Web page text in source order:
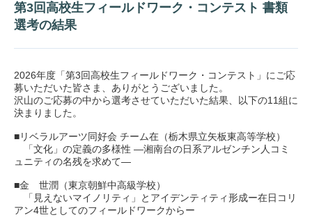
第3回高校生フィールドワーク・コンテスト 書類
選考の結果
2026年度「第3回高校生フィールドワーク・コンテスト」にご応
募いただいた皆さま、ありがとうございました。
沢山のご応募の中から選考させていただいた結果、以下の11組に
決まりました。
■リベラルアーツ同好会 チーム在（栃木県立矢板東高等学校）
「文化」の定義の多様性 —湘南台の日系アルゼンチン人コミ
ュニティの名残を求めて—
■金 世潤（東京朝鮮中高級学校）
「見えないマイノリティ」とアイデンティティ形成ー在日コリ
アン4世としてのフィールドワークからー